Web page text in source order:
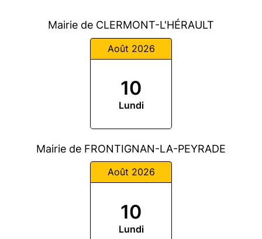
Mairie de CLERMONT-L'HÉRAULT
Août 2026
10
Lundi
Mairie de FRONTIGNAN-LA-PEYRADE
Août 2026
10
Lundi